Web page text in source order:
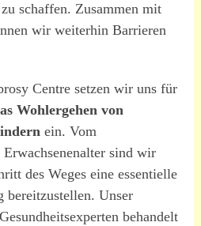
schaffen. Zusammen mit
wir weiterhin Barrieren
Centre setzen wir uns für
Wohlergehen von
ein. Vom
sind wir
des Weges eine essentielle
bereitzustellen. Unser
behandelt